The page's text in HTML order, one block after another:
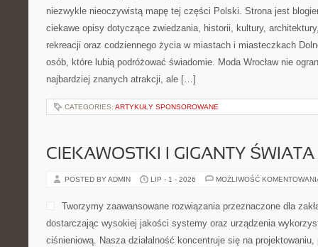
niezwykle nieoczywistą mapę tej części Polski. Strona jest
ciekawe opisy dotyczące zwiedzania, historii, kultury,
rekreacji oraz codziennego życia w miastach i miasteczkach
osób, które lubią podróżować świadomie. Moda Wrocław nie
najbardziej znanych atrakcji, ale […]
CATEGORIES: ARTYKUŁY SPONSOROWANE
CIEKAWOSTKI I GIGANTY ŚWIATA
POSTED BY ADMIN LIP - 1 - 2026 MOŻLIWOŚĆ
Tworzymy zaawansowane rozwiązania przeznaczone dla
dostarczając wysokiej jakości systemy oraz urządzenia
ciśnieniową. Nasza działalność koncentruje się na